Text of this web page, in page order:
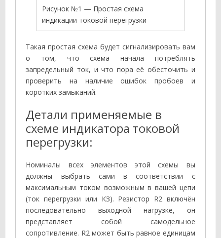
Рисунок №1 — Простая схема
индикации токовой перегрузки
Такая простая схема будет сигнализировать вам
о том, что схема начала потреблять
запредельный ток, и что пора её обесточить и
проверить на наличие ошибок пробоев и
коротких замыканий.
Детали применяемые в
схеме индикатора токовой
перегрузки:
Номиналы всех элементов этой схемы вы
должны выбрать сами в соответствии с
максимальным током возможным в вашей цепи
(ток перегрузки или КЗ). Резистор R2 включён
последовательно выходной нагрузке, он
представляет собой самодельное
сопротивление. R2 может быть равное единицам